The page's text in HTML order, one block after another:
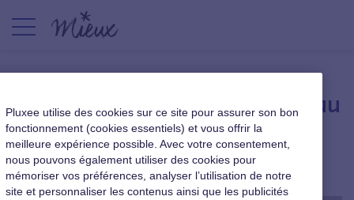
« J’ai gagné du temps grâce au
co-working »
Qualité de vie au travail|6 juin 2018
Pluxee utilise des cookies sur ce site pour assurer son bon
fonctionnement (cookies essentiels) et vous offrir la
meilleure expérience possible. Avec votre consentement,
nous pouvons également utiliser des cookies pour
mémoriser vos préférences, analyser l’utilisation de notre
site et personnaliser les contenus ainsi que les publicités